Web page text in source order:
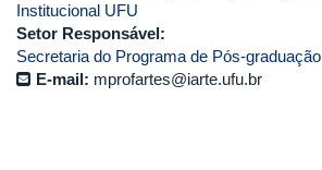
Institucional UFU
Setor Responsável:
Secretaria do Programa de Pós-graduação
E-mail: mprofartes@iarte.ufu.br